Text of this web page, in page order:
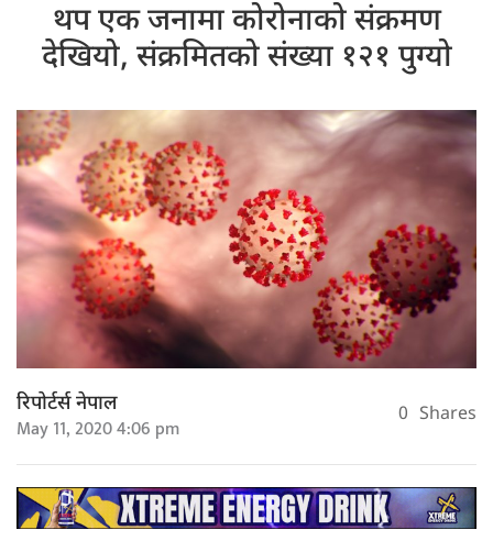
थप एक जनामा कोरोनाको संक्रमण
देखियो, संक्रमितको संख्या १२१ पुग्यो
रिपोर्टर्स नेपाल
May 11, 2020 4:06 pm 0 Shares